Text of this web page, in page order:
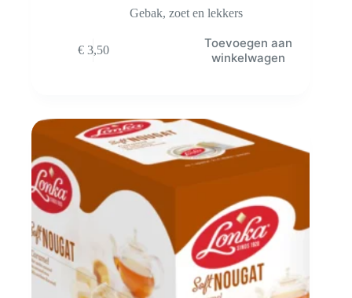
Gebak,zoet en lekkers
€3,50
Toevoegen aan
winkelwagen